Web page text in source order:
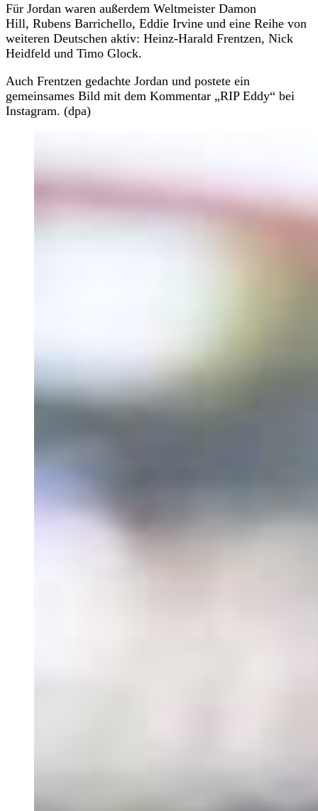
Für Jordan waren außerdem Weltmeister Damon
Hill, Rubens Barrichello, Eddie Irvine und eine Reihe von
weiteren Deutschen aktiv: Heinz-Harald Frentzen, Nick
Heidfeld und Timo Glock.
Auch Frentzen gedachte Jordan und postete ein
gemeinsames Bild mit dem Kommentar „RIP Eddy“ bei
Instagram. (dpa)